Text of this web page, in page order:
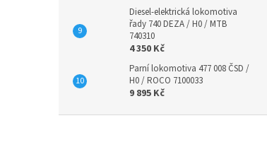
Diesel-elektrická lokomotiva
řady 740 DEZA / H0 / MTB
740310
4 350 Kč
Parní lokomotiva 477 008 ČSD /
H0 / ROCO 7100033
9 895 Kč